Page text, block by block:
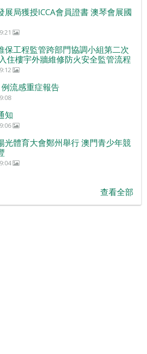
展局獲授ICCA會員證書 澳琴會展國
保工程監管跨部門協調小組第二次
住樓宇外牆維修防火安全監管流程
流感重症報告
知
光體育大會鄭州舉行 澳門青少年競
查看全部